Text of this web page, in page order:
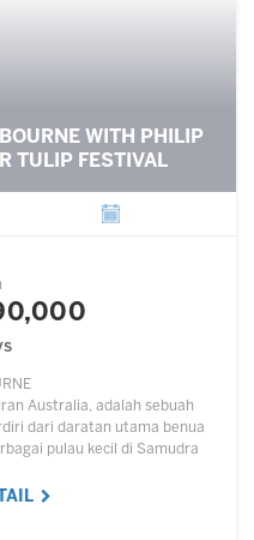
WITH PHILIP
TULIP FESTIVAL
Australia, adalah sebuah
dari daratan utama benua
pulau kecil di Samudra